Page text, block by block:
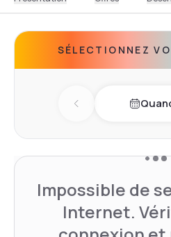
SÉLECTIONNEZ
Previous day
Impossible de
Internet.